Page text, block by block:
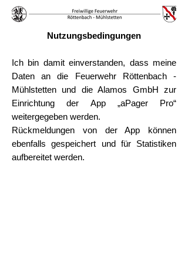
Nutzungsbedingungen
Ich bin damit einverstanden, dass meine
Daten an die Feuerwehr Röttenbach -
Mühlstetten und die Alamos GmbH zur
Einrichtung der App „aPager Pro“
weitergegeben werden.
Rückmeldungen von der App können
ebenfalls gespeichert und für Statistiken
aufbereitet werden.